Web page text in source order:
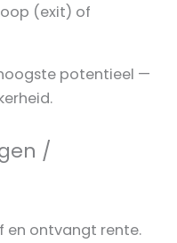
(exit) of
potentieel —
/
en ontvangt rente.